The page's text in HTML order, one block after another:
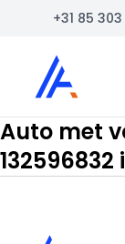
+31 85
Auto Atlas
Auto met